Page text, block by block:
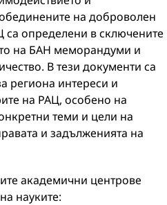
на доброволен
определени в сключените
на БАН меморандуми и
В тези документи са
региона интереси и
на РАЦ, особено на
теми и цели на
и задълженията на
академични центрове
науките: